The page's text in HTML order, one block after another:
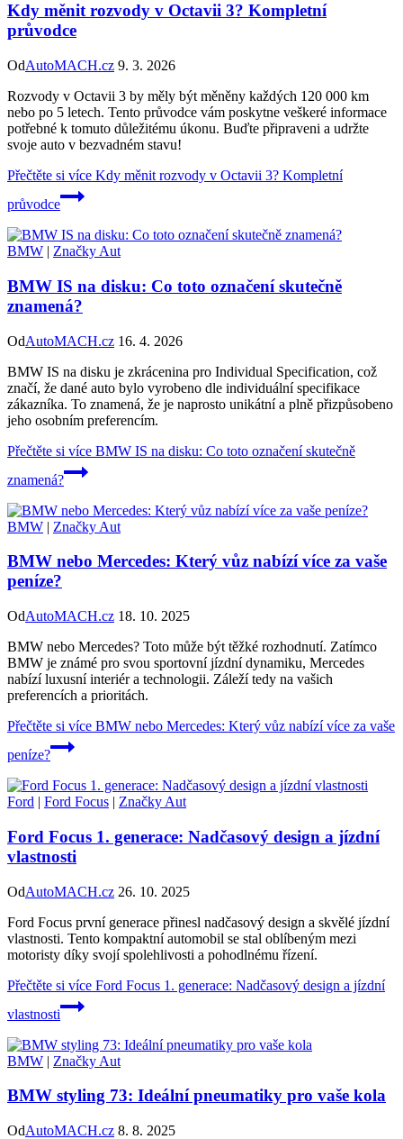
Kdy měnit rozvody v Octavii 3? Kompletní
průvodce
OdAutoMACH.cz 9. 3. 2026
Rozvody v Octavii 3 by měly být měněny každých 120 000 km
nebo po 5 letech. Tento průvodce vám poskytne veškeré informace
potřebné k tomuto důležitému úkonu. Buďte připraveni a udržte
svoje auto v bezvadném stavu!
Přečtěte si více Kdy měnit rozvody v Octavii 3? Kompletní
průvodce
BMW | Značky Aut
BMW IS na disku: Co toto označení skutečně
znamená?
OdAutoMACH.cz 16. 4. 2026
BMW IS na disku je zkrácenina pro Individual Specification, což
značí, že dané auto bylo vyrobeno dle individuální specifikace
zákazníka. To znamená, že je naprosto unikátní a plně přizpůsobeno
jeho osobním preferencím.
Přečtěte si více BMW IS na disku: Co toto označení skutečně
znamená?
BMW | Značky Aut
BMW nebo Mercedes: Který vůz nabízí více za vaše
peníze?
OdAutoMACH.cz 18. 10. 2025
BMW nebo Mercedes? Toto může být těžké rozhodnutí. Zatímco
BMW je známé pro svou sportovní jízdní dynamiku, Mercedes
nabízí luxusní interiér a technologii. Záleží tedy na vašich
preferencích a prioritách.
Přečtěte si více BMW nebo Mercedes: Který vůz nabízí více za vaše
peníze?
Ford | Ford Focus | Značky Aut
Ford Focus 1. generace: Nadčasový design a jízdní
vlastnosti
OdAutoMACH.cz 26. 10. 2025
Ford Focus první generace přinesl nadčasový design a skvělé jízdní
vlastnosti. Tento kompaktní automobil se stal oblíbeným mezi
motoristy díky svojí spolehlivosti a pohodlnému řízení.
Přečtěte si více Ford Focus 1. generace: Nadčasový design a jízdní
vlastnosti
BMW | Značky Aut
BMW styling 73: Ideální pneumatiky pro vaše kola
OdAutoMACH.cz 8. 8. 2025